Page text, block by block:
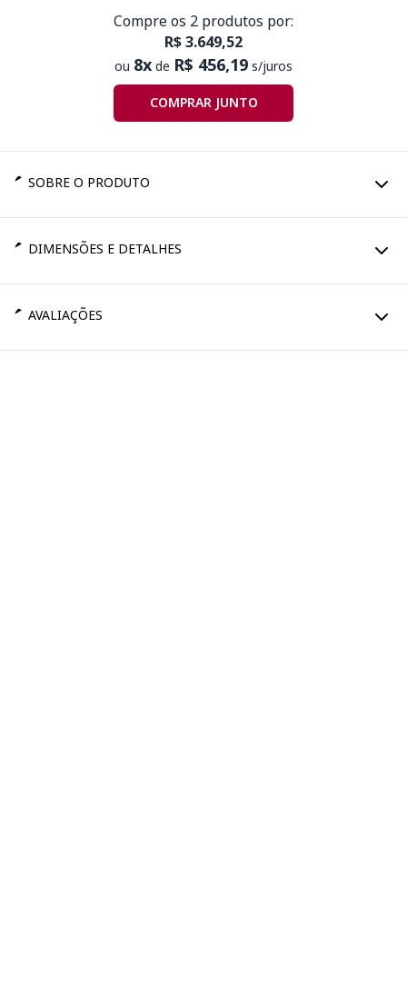
Compre os 2 produtos por:
R$ 3.649,52
ou 8x de R$ 456,19 s/juros
COMPRAR JUNTO
SOBRE O PRODUTO
DIMENSÕES E DETALHES
AVALIAÇÕES